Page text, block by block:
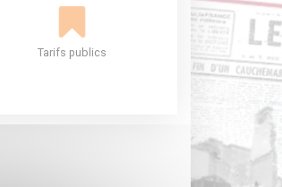
Tarifs publics